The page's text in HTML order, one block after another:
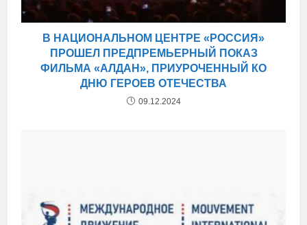
В НАЦИОНАЛЬНОМ ЦЕНТРЕ «РОССИЯ»
ПРОШЕЛ ПРЕДПРЕМЬЕРНЫЙ ПОКАЗ
ФИЛЬМА «АЛДАН», ПРИУРОЧЕННЫЙ КО
ДНЮ ГЕРОЕВ ОТЕЧЕСТВА
09.12.2024